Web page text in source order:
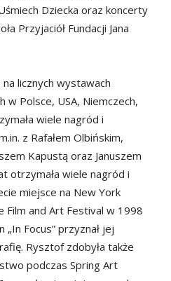
Dziecka oraz koncerty
Przyjaciół Fundacji Jana
licznych wystawach
w Polsce, USA, Niemczech,
wiele nagród i
z Rafałem Olbińskim,
Kapustą oraz Januszem
otrzymała wiele nagród i
miejsce na New York
Film and Art Festival w 1998
Focus” przyznał jej
Rysztof zdobyła także
podczas Spring Art